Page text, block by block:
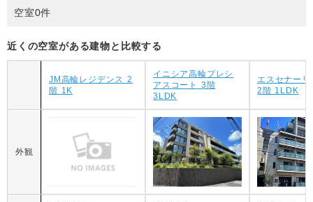
空室0件
近くの空室がある建物と比較する
JM高輪レジデンス 2
階 1K
イニシア高輪プレシ
アスコート 3階
3LDK
エスセナーリ
2階 1LDK
外観